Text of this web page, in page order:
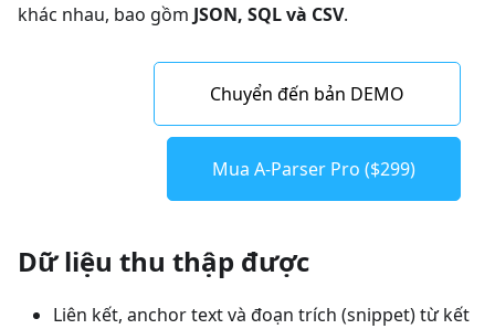
khác nhau, bao gồm JSON, SQL và CSV.
Chuyển đến bản DEMO
Mua A-Parser Pro ($299)
Dữ liệu thu thập được
Liên kết, anchor text và đoạn trích (snippet) từ kết